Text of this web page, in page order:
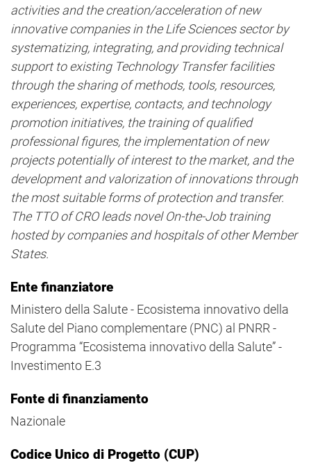
activities and the creation/acceleration of new
innovative companies in the Life Sciences sector by
systematizing, integrating, and providing technical
support to existing Technology Transfer facilities
through the sharing of methods, tools, resources,
experiences, expertise, contacts, and technology
promotion initiatives, the training of qualified
professional figures, the implementation of new
projects potentially of interest to the market, and the
development and valorization of innovations through
the most suitable forms of protection and transfer.
The TTO of CRO leads novel On-the-Job training
hosted by companies and hospitals of other Member
States.
Ente finanziatore
Ministero della Salute - Ecosistema innovativo della
Salute del Piano complementare (PNC) al PNRR -
Programma “Ecosistema innovativo della Salute” -
Investimento E.3
Fonte di finanziamento
Nazionale
Codice Unico di Progetto (CUP)